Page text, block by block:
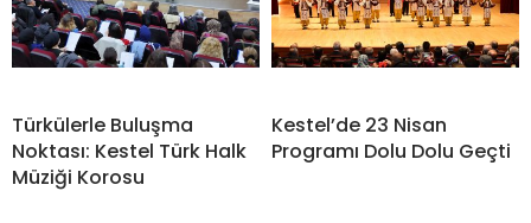
Türkülerle Buluşma
Noktası: Kestel Türk Halk
Müziği Korosu
Kestel’de 23 Nisan
Programı Dolu Dolu Geçti